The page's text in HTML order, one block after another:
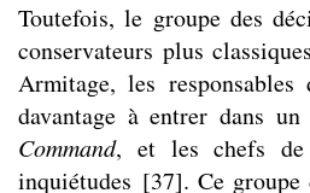
Toutefois, le groupe des
conservateurs plus
Armitage, les
davantage à entrer dans
Command, et les chefs de
inquiétudes [37]. Ce